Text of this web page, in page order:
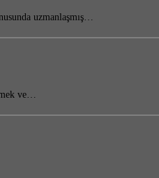
uzmanlaşmış…
ve…